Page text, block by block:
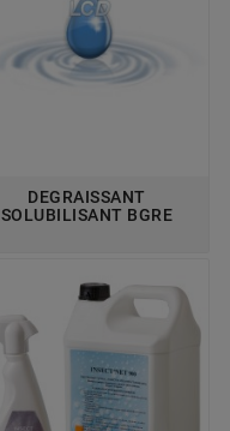
DEGRAISSANT
SOLUBILISANT BGRE